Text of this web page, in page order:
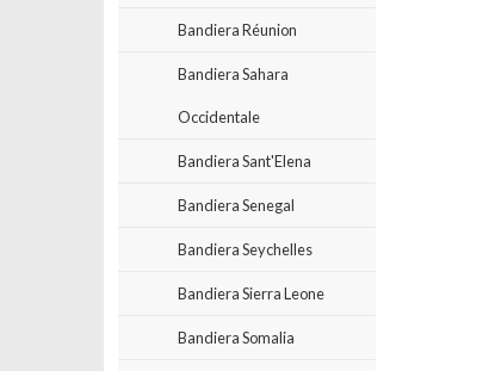
Bandiera Réunion
Bandiera Sahara
Occidentale
Bandiera Sant'Elena
Bandiera Senegal
Bandiera Seychelles
Bandiera Sierra Leone
Bandiera Somalia